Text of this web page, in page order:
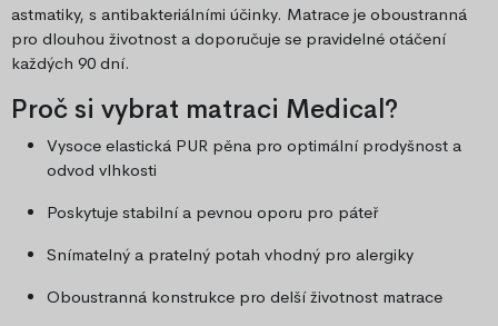
astmatiky, s antibakteriálními účinky. Matrace je oboustranná
pro dlouhou životnost a doporučuje se pravidelné otáčení
každých 90 dní.
Proč si vybrat matraci Medical?
Vysoce elastická PUR pěna pro optimální prodyšnost a
odvod vlhkosti
Poskytuje stabilní a pevnou oporu pro páteř
Snímatelný a pratelný potah vhodný pro alergiky
Oboustranná konstrukce pro delší životnost matrace